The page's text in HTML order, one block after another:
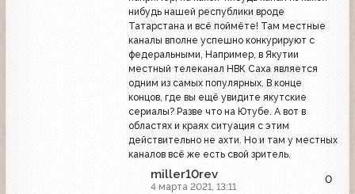
нибудь нашей республики вроде
Татарстана и всё поймёте! Там местные
каналы вполне успешно конкурируют с
федеральными, Например, в Якутии
местный телеканал НВК Саха является
одним из самых популярных. В конце
концов, где вы ещё увидите якутские
сериалы? Разве что на Ютубе. А вот в
областях и краях ситуация с этим
действительно не ахти. Но и там у местных
каналов всё же есть свой зритель.
miller10rev
4 марта 2021, 13:11
0